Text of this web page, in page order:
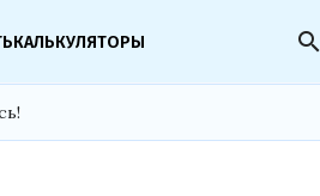
КАЛЬКУЛЯТОРЫ search